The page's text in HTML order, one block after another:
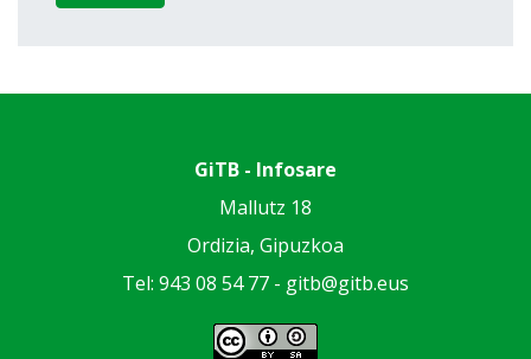
GiTB - Infosare
Mallutz 18
Ordizia, Gipuzkoa
Tel: 943 08 54 77 - gitb@gitb.eus